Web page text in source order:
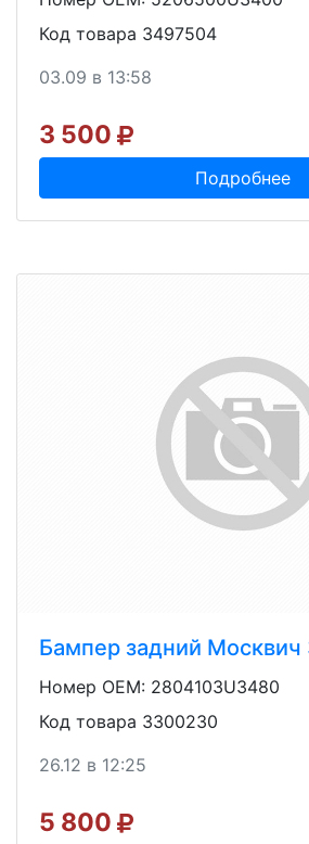
Код товара 3497504
03.09 в 13:58
3 500
Подробнее
Бампер задний Москвич
Номер OEM: 2804103U3480
Код товара 3300230
26.12 в 12:25
5 800